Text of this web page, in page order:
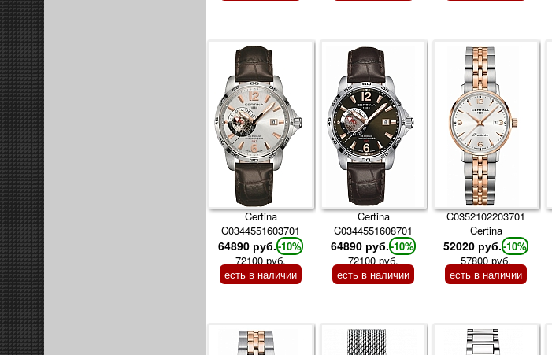
Certina
C0344551603701
64890 руб.-10%
72100 руб.
есть в наличии
Certina
C0344551608701
64890 руб.-10%
72100 руб.
есть в наличии
C0352102203701
Certina
52020 руб.-10%
57800 руб.
есть в наличии